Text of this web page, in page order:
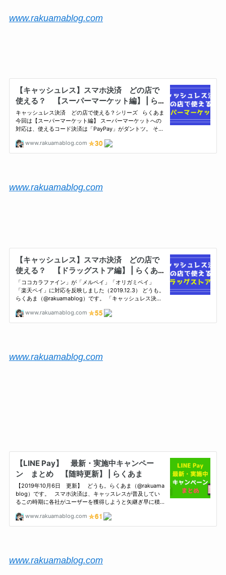
www.rakuamablog.com
www.rakuamablog.com
www.rakuamablog.com
www.rakuamablog.com